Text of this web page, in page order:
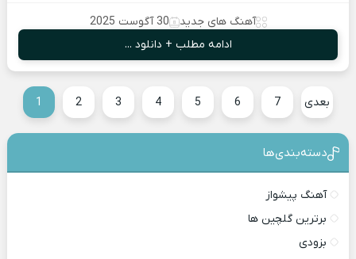
آهنگ های جدید
30 آگوست 2025
ادامه مطلب + دانلود ...
1 2 3 4 5 6 7 بعدی
دسته‌بندی‎‌‌ها
آهنگ پیشواز
برترین گلچین ها
بزودی